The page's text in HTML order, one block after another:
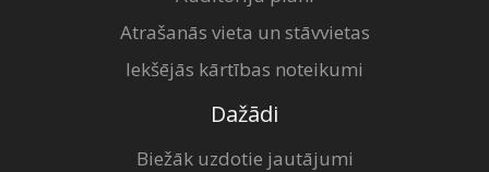
Atrašanās vieta un stāvvietas
Iekšējās kārtības noteikumi
Dažādi
Biežāk uzdotie jautājumi